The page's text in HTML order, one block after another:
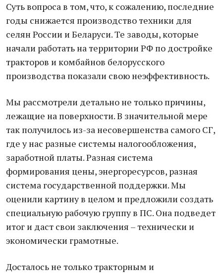
Суть вопроса в том, что, к сожалению, последние
годы снижается производство техники для
селян России и Беларуси. Те заводы, которые
начали работать на территории РФ по достройке
тракторов и комбайнов белорусского
производства показали свою неэффективность.
Мы рассмотрели детально не только причины,
лежащие на поверхности. В значительной мере
так получилось из-за несовершенства самого СГ,
где у нас разные системы налогообложения,
заработной платы. Разная система
формирования цены, энергоресурсов, разная
система государственной поддержки. Мы
оценили картину в целом и предложили создать
специальную рабочую группу в ПС. Она подведет
итог и даст свои заключения – технически и
экономически грамотные.
Досталось не только тракторным и